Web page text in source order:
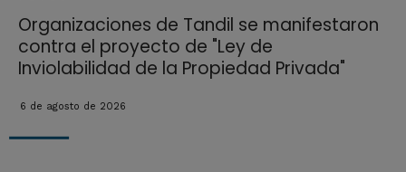
Organizaciones de Tandil se manifestaron
contra el proyecto de "Ley de
Inviolabilidad de la Propiedad Privada"
6 de agosto de 2026